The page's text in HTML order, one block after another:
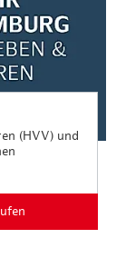
(HVV) und